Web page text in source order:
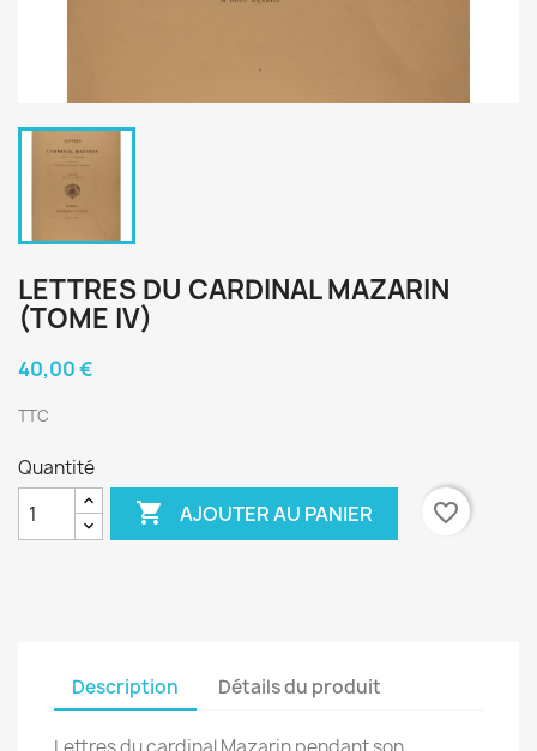
LETTRES DU CARDINAL MAZARIN
(TOME IV)
40,00 €
TTC
Quantité
 AJOUTER AU PANIER favorite_border
Description Détails du produit